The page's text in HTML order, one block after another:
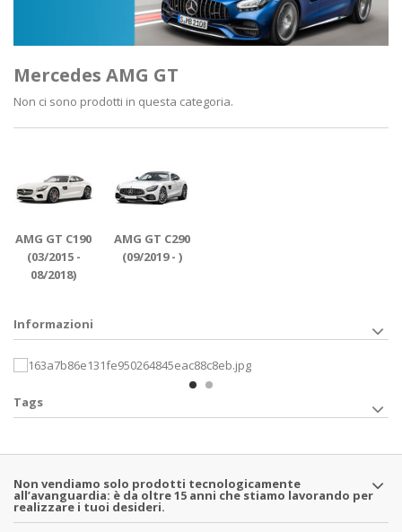
Mercedes AMG GT
Non ci sono prodotti in questa categoria.
AMG GT C190
(03/2015 -
08/2018)
AMG GT C290
(09/2019 - )
Informazioni
Tags
Non vendiamo solo prodotti tecnologicamente
all’avanguardia: è da oltre 15 anni che stiamo lavorando per
realizzare i tuoi desideri.